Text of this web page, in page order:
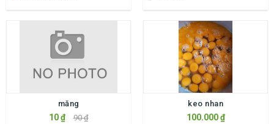
măng
10 ₫ 90 ₫
keo nhan
100.000 ₫